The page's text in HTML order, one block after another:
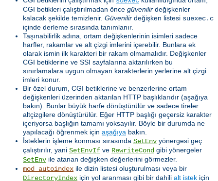
CGI betikleri çalıştırılmadan önce güvenilir değişkenler
kalacak şekilde temizlenir. Güvenilir değişken listesi suexec.c
içinde derleme sırasında tanımlanır.
Taşınabilirlik adına, ortam değişkenlerinin isimleri sadece
harfler, rakamlar ve alt çizgi imlerini içerebilir. Bunlara ek
olarak ismin ilk karakteri bir rakam olmamalıdır. Değişkenler
CGI betiklerine ve SSI sayfalarına aktarılırken bu
sınırlamalara uygun olmayan karakterlerin yerlerine alt çizgi
imleri konur.
Bir özel durum, CGI betiklerine ve benzerlerine ortam
değişkenleri üzerinden aktarılan HTTP başlıklarıdır (aşağıya
bakın). Bunlar büyük harfe dönüştürülür ve sadece tireler
altçizgilere dönüştürülür. Eğer HTTP başlığı geçersiz karakter
içeriyorsa başlığın tamamı yoksayılır. Böyle bir durumda ne
yapılacağı öğrenmek için aşağıya bakın.
İsteklerin işleme konması sırasında SetEnv yönergesi geç
çalıştırılır, yani SetEnvIf ve RewriteCond gibi yönergeler
SetEnv ile atanan değişken değerlerini görmezler.
mod_autoindex ile dizin listesi oluşturulması veya bir
DirectoryIndex için yol aranması gibi bir dahili alt istek için